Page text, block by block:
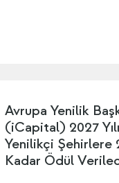
Avrupa Yenilik
(iCapital) 2027
Yenilikçi
Kadar Ödül